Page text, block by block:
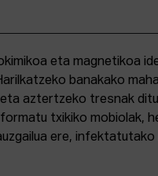
eta magnetikoa
banakako
aztertzeko tresnak
txikiko mobiolak,
ere,